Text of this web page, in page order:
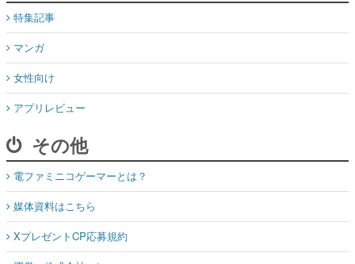
特集記事
マンガ
女性向け
アプリレビュー
その他
電ファミニコゲーマーとは？
媒体資料はこちら
XプレゼントCP応募規約